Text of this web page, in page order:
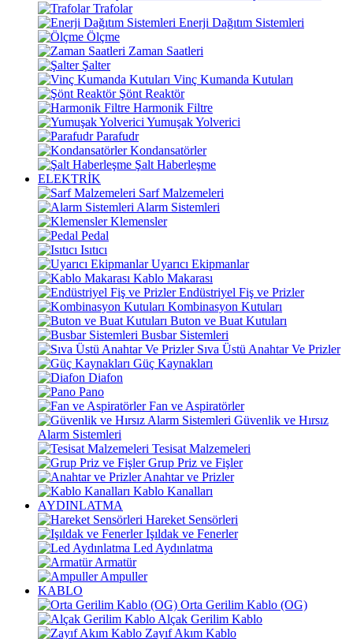
Trafolar
Enerji Dağıtım Sistemleri
Ölçme
Zaman Saatleri
Şalter
Vinç Kumanda Kutuları
Şönt Reaktör
Harmonik Filtre
Yumuşak Yolverici
Parafudr
Kondansatörler
Şalt Haberleşme
ELEKTRİK
Sarf Malzemeleri
Alarm Sistemleri
Klemensler
Pedal
Isıtıcı
Uyarıcı Ekipmanlar
Kablo Makarası
Endüstriyel Fiş ve Prizler
Kombinasyon Kutuları
Buton ve Buat Kutuları
Busbar Sistemleri
Sıva Üstü Anahtar Ve Prizler
Güç Kaynakları
Diafon
Pano
Fan ve Aspiratörler
Güvenlik ve Hırsız
Alarm Sistemleri
Tesisat Malzemeleri
Grup Priz ve Fişler
Anahtar ve Prizler
Kablo Kanalları
AYDINLATMA
Hareket Sensörleri
Işıldak ve Fenerler
Led Aydınlatma
Armatür
Ampuller
KABLO
Orta Gerilim Kablo (OG)
Alçak Gerilim Kablo
Zayıf Akım Kablo